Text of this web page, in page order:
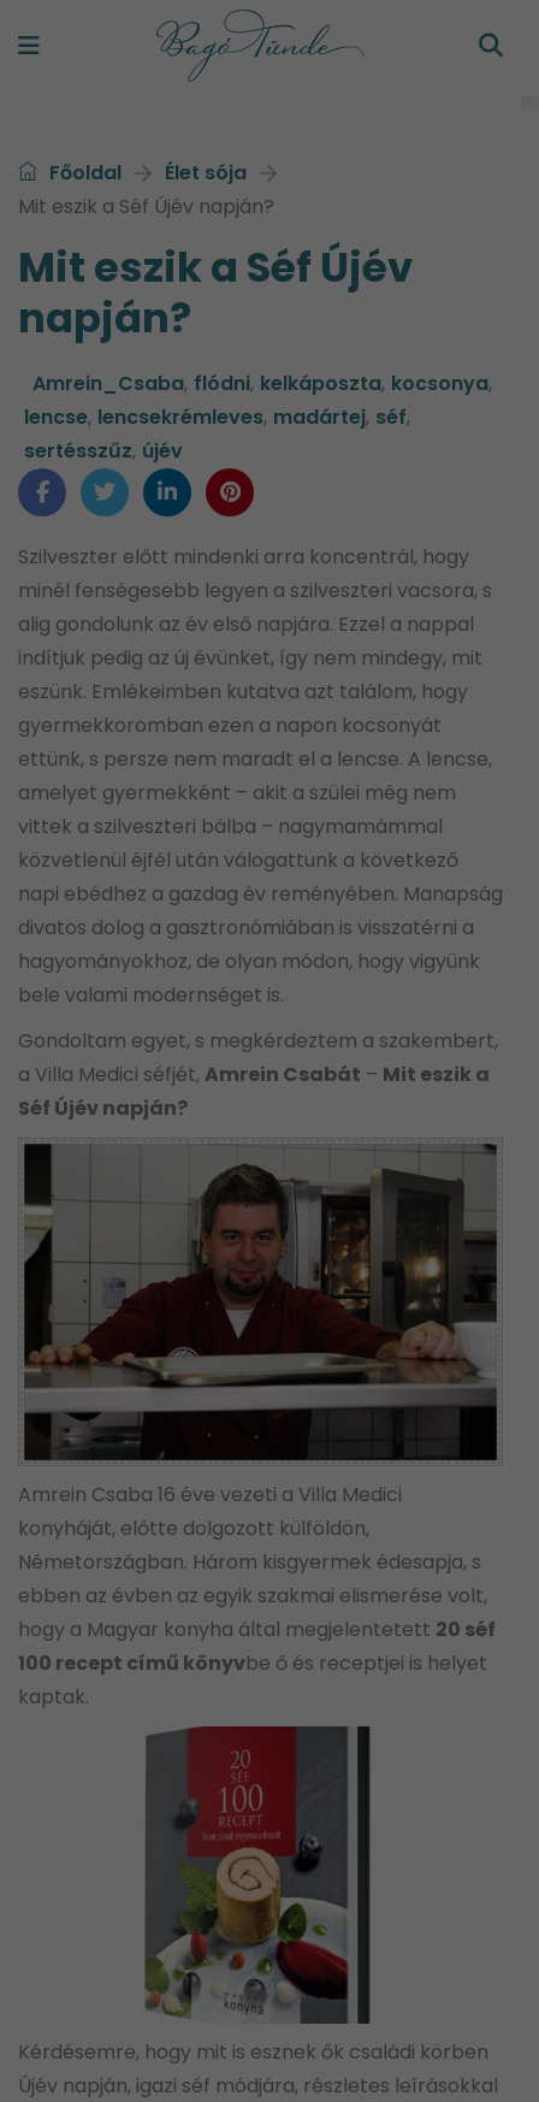
Főoldal
Élet sója
Mit eszik a Séf Újév napján?
Mit eszik a Séf Újév
napján?
Amrein_Csaba, flódni, kelkáposzta, kocsonya,
lencse, lencsekrémleves, madártej, séf,
sertésszűz, újév
Szilveszter előtt mindenki arra koncentrál, hogy
minél fenségesebb legyen a szilveszteri vacsora, s
alig gondolunk az év első napjára. Ezzel a nappal
indítjuk pedig az új évünket, így nem mindegy, mit
eszünk. Emlékeimben kutatva azt találom, hogy
gyermekkoromban ezen a napon kocsonyát
ettünk, s persze nem maradt el a lencse. A lencse,
amelyet gyermekként – akit a szülei még nem
vittek a szilveszteri bálba – nagymamámmal
közvetlenül éjfél után válogattunk a következő
napi ebédhez a gazdag év reményében. Manapság
divatos dolog a gasztronómiában is visszatérni a
hagyományokhoz, de olyan módon, hogy vigyünk
bele valami modernséget is.
Gondoltam egyet, s megkérdeztem a szakembert,
a Villa Medici séfjét, Amrein Csabát – Mit eszik a
Séf Újév napján?
Amrein Csaba 16 éve vezeti a Villa Medici
konyháját, előtte dolgozott külföldön,
Németországban. Három kisgyermek édesapja, s
ebben az évben az egyik szakmai elismerése volt,
hogy a Magyar konyha által megjelentetett 20 séf
100 recept című könyvbe ő és receptjei is helyet
kaptak.
Kérdésemre, hogy mit is esznek ők családi körben
Újév napján, igazi séf módjára, részletes leírásokkal